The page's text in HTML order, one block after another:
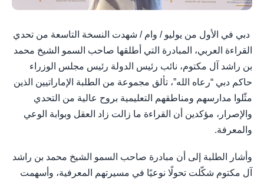
دبي في الأول من يوليو / وام / شهدت النسخة التاسعة من تحدي
القراءة العربي، المبادرة التي أطلقها صاحب السمو الشيخ محمد
بن راشد آل مكتوم، نائب رئيس الدولة رئيس مجلس الوزراء
حاكم دبي “رعاه الله”، تألق مجموعة من الطلبة الإماراتيين الذين
مثّلوا مدارسهم ومناطقهم التعليمية بروح عالية من التحدي
والإصرار، مؤكدين أن القراءة ما زالت زاد العقل وبوابة الوعي
والمعرفة.
وأشار الطلبة إلى أن مبادرة صاحب السمو الشيخ محمد بن راشد
آل مكتوم شكّلت تحولًا نوعيًا في مسيرتهم المعرفية، وأسهمت